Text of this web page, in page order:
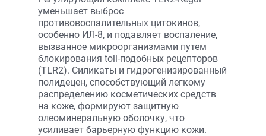
уменьшает выброс
противовоспалительных цитокинов,
особенно ИЛ-8, и подавляет воспаление,
вызванное микроорганизмами путем
блокирования toll-подобных рецепторов
(TLR2). Силикаты и гидрогенизированный
полидецен, способствующий легкому
распределению косметических средств
на коже, формируют защитную
олеоминеральную оболочку, что
усиливает барьерную функцию кожи.